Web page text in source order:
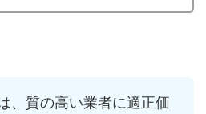
、質の高い業者に適正価